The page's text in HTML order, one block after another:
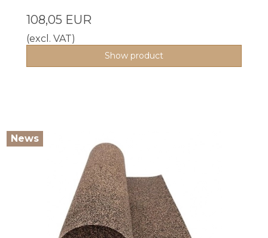
108,05 EUR
(excl. VAT)
Show product
News